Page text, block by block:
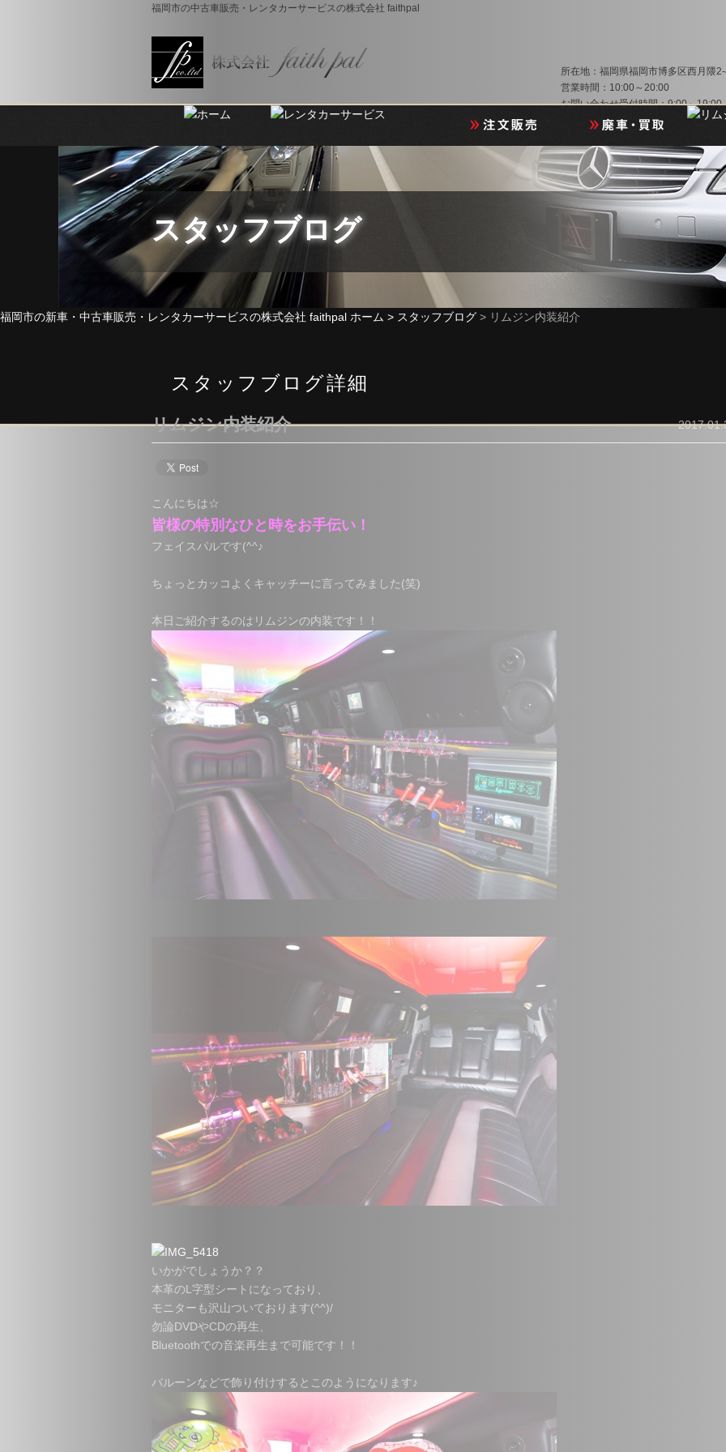
福岡市の中古車販売・レンタカーサービスの株式会社 faithpal
所在地：福岡県福岡市博多区西月隈
営業時間：10:00～20:00
お問い合わせ受付時間：9:00～19:00
スタッフブログ
福岡市の新車・中古車販売・レンタカーサービスの株式会社 faithpal ホーム > スタッフブログ > リムジン内装紹介
スタッフブログ詳細
リムジン内装紹介
こんにちは☆
皆様の特別なひと時をお手伝い！
フェイスパルです(^^♪
ちょっとカッコよくキャッチーに言ってみました(笑)
本日ご紹介するのはリムジンの内装です！！
いかがでしょうか？？
本革のL字型シートになっており、
モニターも沢山ついております(^^)/
勿論DVDやCDの再生、
Bluetoothでの音楽再生まで可能です！！
バルーンなどで飾り付けするとこのようになります♪